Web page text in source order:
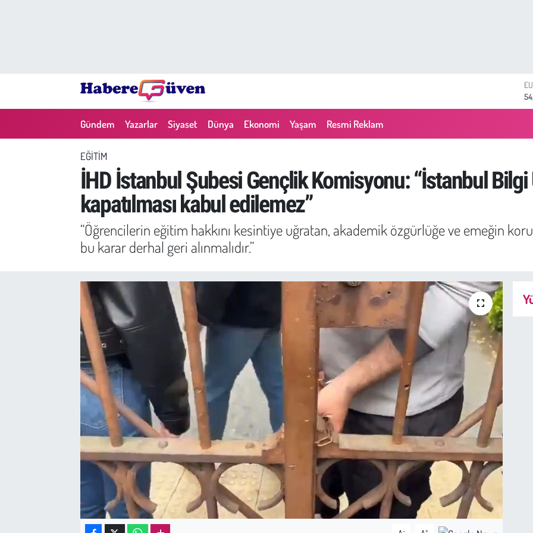
Gündem Yazarlar Siyaset Dünya Ekonomi Yaşam Resmi Reklam
EĞITIM
İHD İstanbul Şubesi Gençlik Komisyonu: “İstanbul Bilgi
kapatılması kabul edilemez”
“Öğrencilerin eğitim hakkını kesintiye uğratan, akademik özgürlüğe ve emeğin
bu karar derhal geri alınmalıdır.”
- +
Siyaset
Yerel Haberler
Kültür Sanat
Bilim - Teknoloji
İnsan Hakları
Hayvan Hakları
Süper Lig Puan Durumu ve Fikstür
Tüm Manşetler
Son Dakika Haberleri
Haber Arşivi